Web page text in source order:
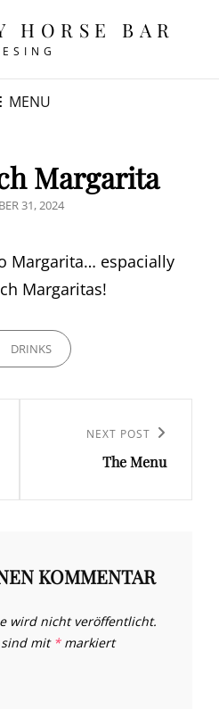
HORSE BAR
MENU
Margarita
31, 2024
Margarita… espacially
Margaritas!
DRINKS
NEXT POST
The Menu
KOMMENTAR
wird nicht veröffentlicht.
sind mit *markiert